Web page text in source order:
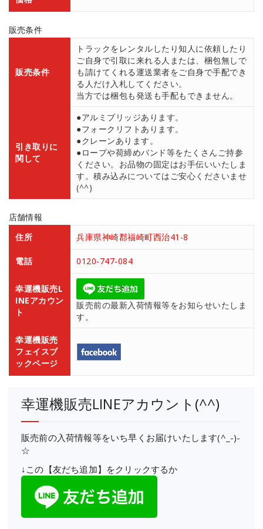
販売条件
販売条件
トラックをレンタルしたり知人に依頼したり
ご自身で引取に来れる人または、梱包無しで
も請けてくれる運送業者をご自身で手配でき
る人だけ入札してください。
当方では梱包も発送も手配もできません。
引き取りに
関して
●アルミブリッジあります。
●フォークリフトあります。
●クレーンあります。
●ロープや荷締めバンド等をたくさんご持参
ください。お品物の固定はお手伝いいたしま
す。積み込みについてはご安心くださいませ
(^^)
店舗情報
住所
兵庫県神崎郡福崎町西治41-8
電話 0120-747-084
幸運機販売L
INEアカウン
ト
販売前の最新入荷情報等をお知らせいたしま
す。
幸運機販売
フェイスブ
ックページ
幸運機販売LINEアカウント(^^)
販売前の入荷情報等をいち早くお届けいたします(^_-)-
☆
↓この【友だち追加】をクリックするか